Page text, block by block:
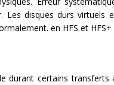
Les disques durs virtuels
en HFS et HFS+
durant certains transferts